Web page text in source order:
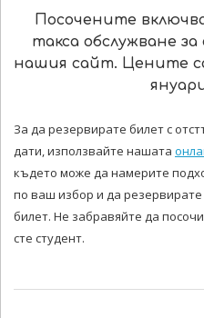
Посочените
такса обслужване
нашия сайт. Цените
За да резервирате билет с
дати, използвайте нашата
където може да намерите
по ваш избор и да
билет. Не забравяйте да
сте студент.